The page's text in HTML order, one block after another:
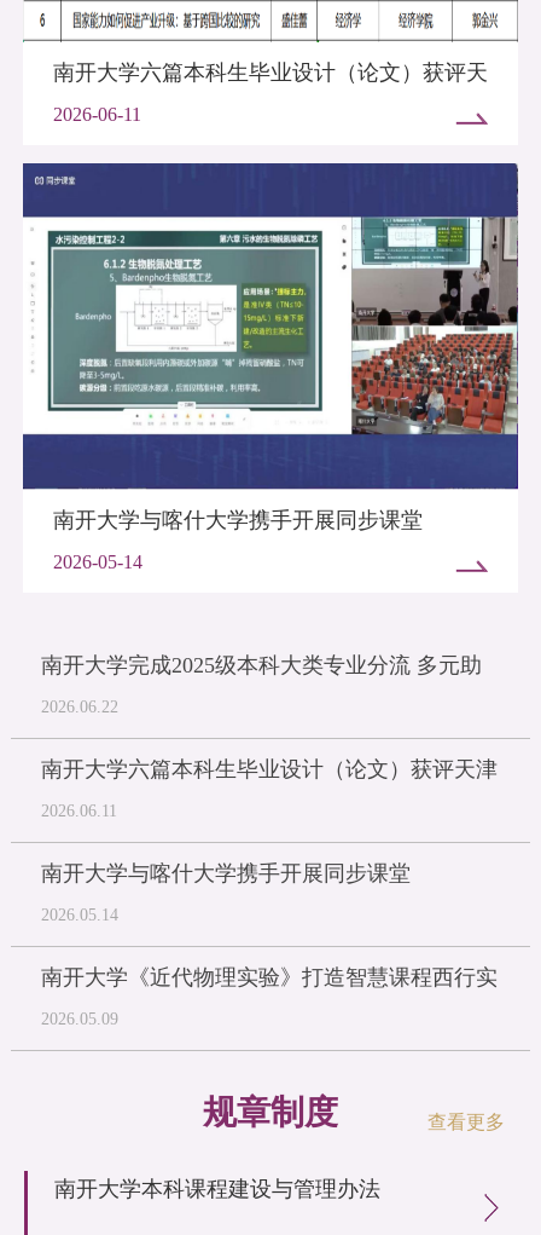
南开大学六篇本科生毕业设计（论文）获评天
津市优秀
2026-06-11
南开大学与喀什大学携手开展同步课堂
2026-05-14
南开大学完成2025级本科大类专业分流 多元助
力学生成才
2026.06.22
南开大学六篇本科生毕业设计（论文）获评天津
市优秀
2026.06.11
南开大学与喀什大学携手开展同步课堂
2026.05.14
南开大学《近代物理实验》打造智慧课程西行实
验同步课堂
2026.05.09
规章制度 查看更多
南开大学本科课程建设与管理办法